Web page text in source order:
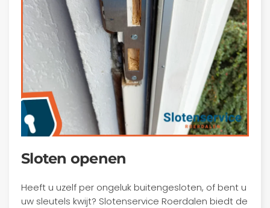
Sloten openen
Heeft u uzelf per ongeluk buitengesloten, of bent u
uw sleutels kwijt? Slotenservice Roerdalen biedt de